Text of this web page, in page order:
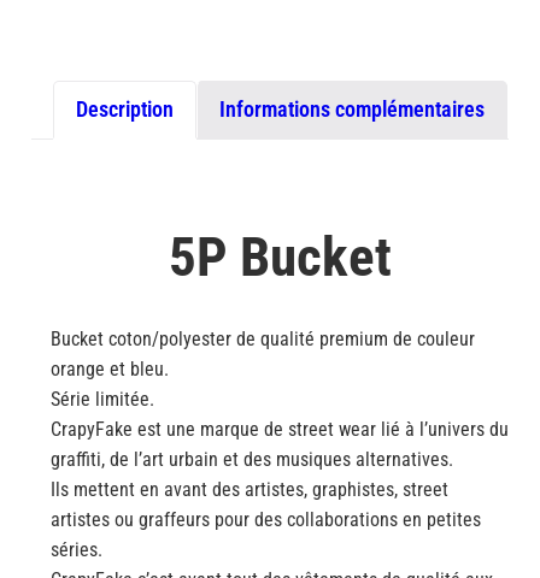
Description Informations complémentaires
5P Bucket
Bucket coton/polyester de qualité premium de couleur
orange et bleu.
Série limitée.
CrapyFake est une marque de street wear lié à l’univers du
graffiti, de l’art urbain et des musiques alternatives.
Ils mettent en avant des artistes, graphistes, street
artistes ou graffeurs pour des collaborations en petites
séries.